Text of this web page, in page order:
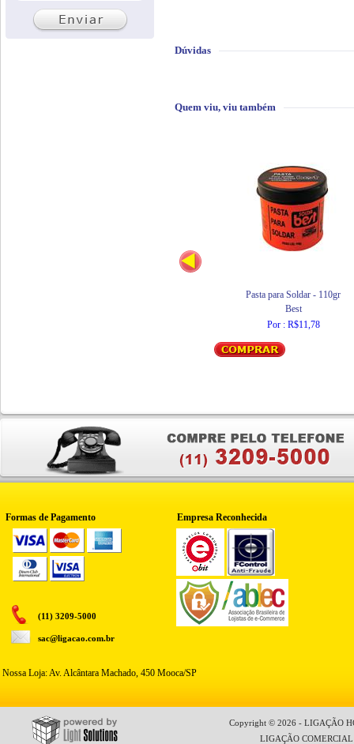
Dúvidas
Quem viu, viu também
Pasta para Soldar - 110gr
Best
Por : R$11,78
Formas de Pagamento Empresa Reconhecida
(11) 3209-5000
sac@ligacao.com.br
Nossa Loja: Av. Alcântara Machado, 450 Mooca/SP
Copyright © 2026 - LIGAÇÃO
LIGAÇÃO